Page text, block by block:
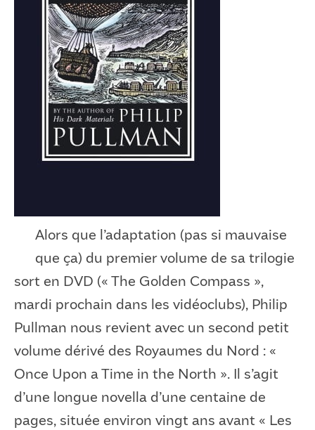
Alors que l’adaptation (pas si mauvaise
que ça) du premier volume de sa trilogie
sort en DVD (« The Golden Compass »,
mardi prochain dans les vidéoclubs), Philip
Pullman nous revient avec un second petit
volume dérivé des Royaumes du Nord : «
Once Upon a Time in the North ». Il s’agit
d’une longue novella d’une centaine de
pages, située environ vingt ans avant « Les